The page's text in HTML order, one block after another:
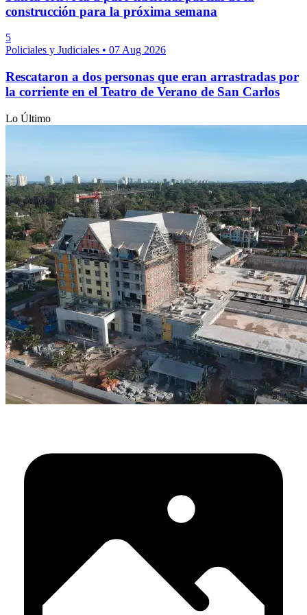
construcción para la próxima semana
5
Policiales y Judiciales • 07 Aug 2026
Rescataron a dos personas que eran arrastradas por
la corriente en el Teatro de Verano de San Carlos
Lo Último